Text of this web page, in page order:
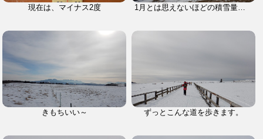
現在は、マイナス2度 1月とは思えないほどの積雪量です。
きもちいい～ ずっとこんな道を歩きます。